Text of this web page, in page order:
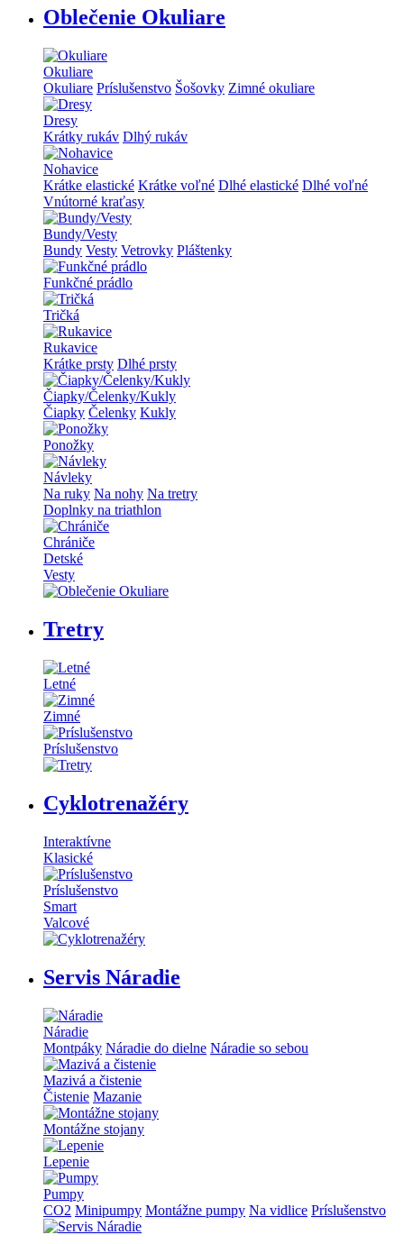
Oblečenie Okuliare
Okuliare
Okuliare Príslušenstvo Šošovky Zimné okuliare
Dresy
Krátky rukáv Dlhý rukáv
Nohavice
Krátke elastické Krátke voľné Dlhé elastické Dlhé voľné
Vnútorné kraťasy
Bundy/Vesty
Bundy Vesty Vetrovky Pláštenky
Funkčné prádlo
Tričká
Rukavice
Krátke prsty Dlhé prsty
Čiapky/Čelenky/Kukly
Čiapky Čelenky Kukly
Ponožky
Návleky
Na ruky Na nohy Na tretry
Doplnky na triathlon
Chrániče
Detské
Vesty
Tretry
Letné
Zimné
Príslušenstvo
Cyklotrenažéry
Interaktívne
Klasické
Príslušenstvo
Smart
Valcové
Servis Náradie
Náradie
Montpáky Náradie do dielne Náradie so sebou
Mazivá a čistenie
Čistenie Mazanie
Montážne stojany
Lepenie
Pumpy
CO2 Minipumpy Montážne pumpy Na vidlice Príslušenstvo